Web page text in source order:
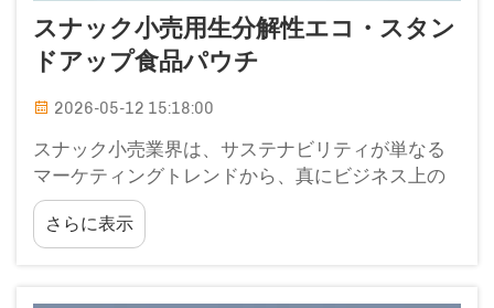
スナック小売用生分解性エコ・スタン
ドアップ食品パウチ
2026-05-12 15:18:00
スナック小売業界は、サステナビリティが単なる
マーケティングトレンドから、真にビジネス上の
必須要件へと移行するという、極めて大きな変革
を遂げています。オーガニックグラノーラからア
ーティザン製トレイルミックスに至るまで、あら
さらに表示